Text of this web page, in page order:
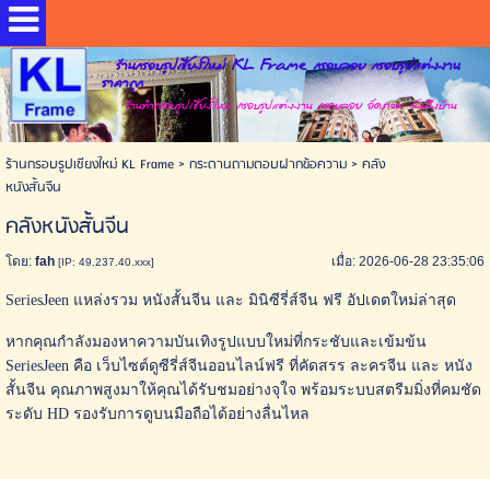
ร้านกรอบรูปเชียงใหม่ KL Frame กรอบลอย กรอบรูปแต่งงาน
ราคาถูก
ร้านทำกรอบรูปเชียงใหม่ กรอบรูปแต่งงาน กรอบลอย อัดภาพ ส่งถึงบ้าน
ร้านกรอบรูปเชียงใหม่ KL Frame> กระดานถามตอบฝากข้อความ> คลัง
หนังสั้นจีน
คลังหนังสั้นจีน
โดย:fah [IP: 49.237.40.xxx] เมื่อ: 2026-06-28 23:35:06
SeriesJeen แหล่งรวม หนังสั้นจีน และ มินิซีรี่ส์จีน ฟรี อัปเดตใหม่ล่าสุด
หากคุณกำลังมองหาความบันเทิงรูปแบบใหม่ที่กระชับและเข้มข้น
SeriesJeen คือ เว็บไซต์ดูซีรี่ส์จีนออนไลน์ฟรี ที่คัดสรร ละครจีน และ หนัง
สั้นจีน คุณภาพสูงมาให้คุณได้รับชมอย่างจุใจ พร้อมระบบสตรีมมิ่งที่คมชัด
ระดับ HD รองรับการดูบนมือถือได้อย่างลื่นไหล